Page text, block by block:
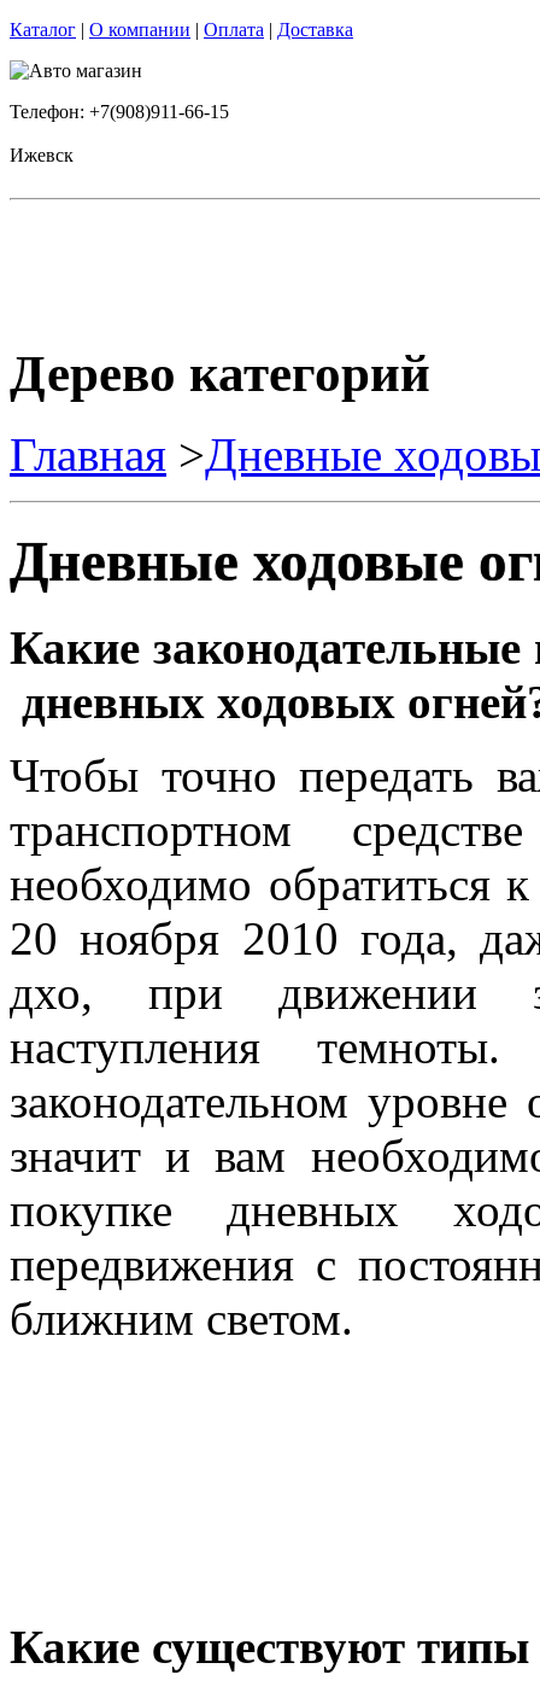
Каталог | О компании | Оплата | Доставка
Телефон: +7(908)911-66-15
Ижевск
Дерево категорий
Главная >Дневные
Дневные ходовые
Какие
дневных ходовых
Чтобы точно передать
транспортном
необходимо
20 ноября 2010 года,
дхо, при движении
наступления
законодательном
значит и вам
покупке дневных
передвижения с
ближним светом.
Какие существуют